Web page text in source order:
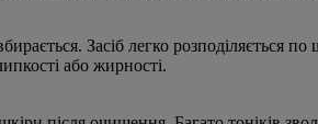
Засіб легко розподіляється
або жирності.